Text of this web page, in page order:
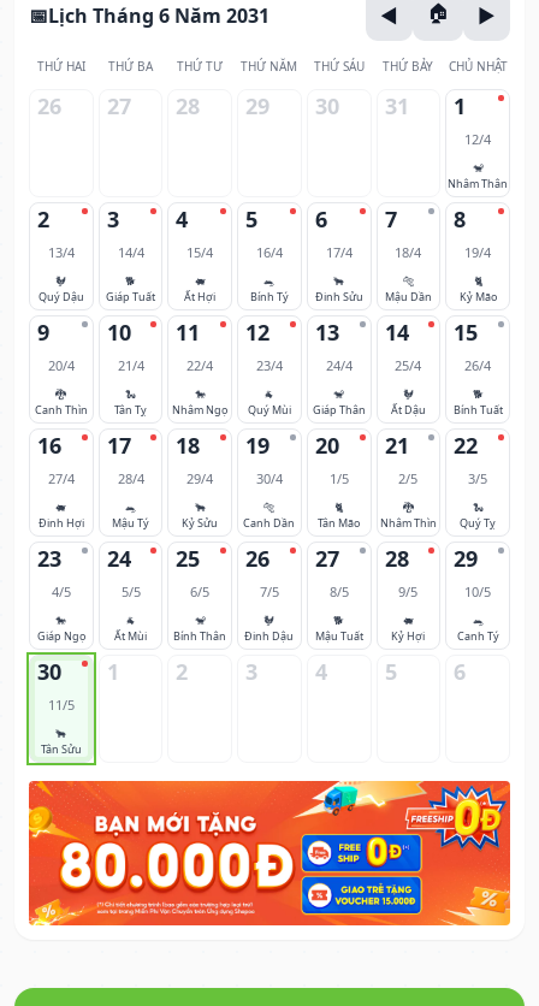
Lịch Tháng 6 Năm 2031
THỨ HAI THỨ BA THỨ TƯ THỨ NĂM THỨ SÁU THỨ BẢY CHỦ NHẬT
26 27 28 29 30 31 1
12/4
🐒
Nhâm Thân
2
13/4
🐓
Quý Dậu
3
14/4
🐕
Giáp Tuất
4
15/4
🐖
Ất Hợi
5
16/4
🐀
Bính Tý
6
17/4
🐂
Đinh Sửu
7
18/4
🐅
Mậu Dần
8
19/4
🐈
Kỷ Mão
9
20/4
🐉
Canh Thìn
10
21/4
🐍
Tân Tỵ
11
22/4
🐎
Nhâm Ngọ
12
23/4
🐐
Quý Mùi
13
24/4
🐒
Giáp Thân
14
25/4
🐓
Ất Dậu
15
26/4
🐕
Bính Tuất
16
27/4
🐖
Đinh Hợi
17
28/4
🐀
Mậu Tý
18
29/4
🐂
Kỷ Sửu
19
30/4
🐅
Canh Dần
20
1/5
🐈
Tân Mão
21
2/5
🐉
Nhâm Thìn
22
3/5
🐍
Quý Tỵ
23
4/5
🐎
Giáp Ngọ
24
5/5
🐐
Ất Mùi
25
6/5
🐒
Bính Thân
26
7/5
🐓
Đinh Dậu
27
8/5
🐕
Mậu Tuất
28
9/5
🐖
Kỷ Hợi
29
10/5
🐀
Canh Tý
30
11/5
🐂
Tân Sửu
1 2 3 4 5 6